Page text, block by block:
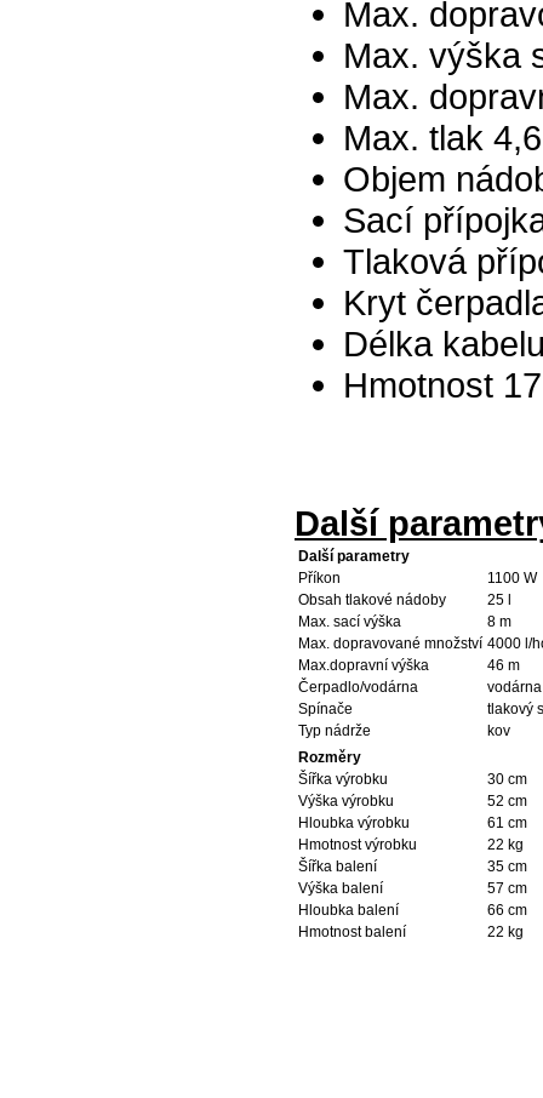
Max.
Max. výška
Max.
Max. tlak
Objem
Sací
Tlaková
Kryt
Délka
Hmotnost
Další
Další parametry
Příkon
1100 W
Obsah tlakové nádoby
25 l
Max. sací výška
8 m
Max. dopravované množství 4000 l/
Max.dopravní výška
46 m
Čerpadlo/vodárna
vodárna
Spínače
tlakový
Typ nádrže
kov
Rozměry
Šířka výrobku
30 cm
Výška výrobku
52 cm
Hloubka výrobku
61 cm
Hmotnost výrobku
22 kg
Šířka balení
35 cm
Výška balení
57 cm
Hloubka balení
66 cm
Hmotnost balení
22 kg